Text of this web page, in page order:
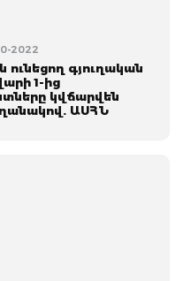
2022
ունեցող գյուղական
1-ից
կվճարվեն
ԱՍՀՆ